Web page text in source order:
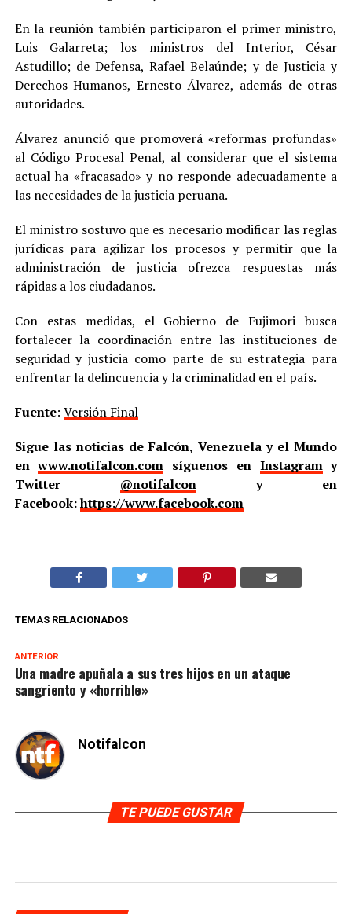
En la reunión también participaron el primer ministro,
Luis Galarreta; los ministros del Interior, César
Astudillo; de Defensa, Rafael Belaúnde; y de Justicia y
Derechos Humanos, Ernesto Álvarez, además de otras
autoridades.
Álvarez anunció que promoverá «reformas profundas»
al Código Procesal Penal, al considerar que el sistema
actual ha «fracasado» y no responde adecuadamente a
las necesidades de la justicia peruana.
El ministro sostuvo que es necesario modificar las reglas
jurídicas para agilizar los procesos y permitir que la
administración de justicia ofrezca respuestas más
rápidas a los ciudadanos.
Con estas medidas, el Gobierno de Fujimori busca
fortalecer la coordinación entre las instituciones de
seguridad y justicia como parte de su estrategia para
enfrentar la delincuencia y la criminalidad en el país.
Fuente: Versión Final
Sigue las noticias de Falcón, Venezuela y el Mundo
enwww.notifalcon.com síguenos en Instagramy
Twitter @notifalcony en
Facebook:https://www.facebook.com
TEMAS RELACIONADOS
ANTERIOR
Una madre apuñala a sus tres hijos en un ataque
sangriento y «horrible»
Notifalcon
TE PUEDE GUSTAR